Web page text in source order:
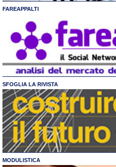
FAREAPPALTI
SFOGLIA LA RIVISTA
MODULISTICA